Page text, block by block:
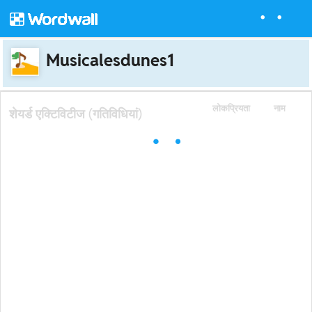
Musicalesdunes1
लोकप्रियता नाम
शेयर्ड एक्टिविटीज (गतिविधियां)